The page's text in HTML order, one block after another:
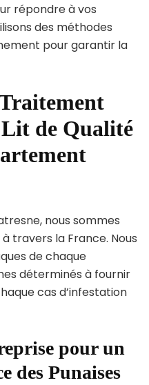
répondre à vos
des méthodes
pour garantir la
Lit de Qualité
nous sommes
travers la France. Nous
de chaque
déterminés à fournir
cas d’infestation
pour un
des Punaises